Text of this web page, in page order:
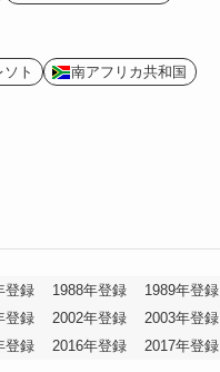
ソト 南アフリカ共和国
登録 1988年登録 1989年登録
登録 2002年登録 2003年登録
登録 2016年登録 2017年登録